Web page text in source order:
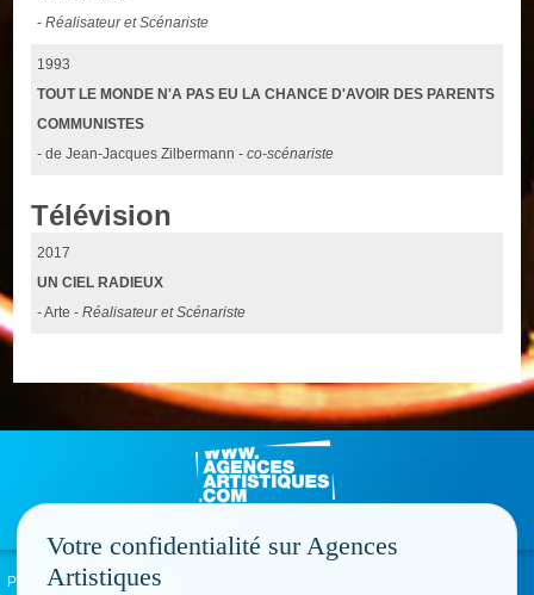
-Réalisateur et Scénariste
1993
TOUT LE MONDE N'A PAS EU LA CHANCE D'AVOIR DES PARENTS
COMMUNISTES
- de Jean-Jacques Zilbermann -co-scénariste
Télévision
2017
UN CIEL RADIEUX
- Arte -Réalisateur et Scénariste
Politique de confidentialité
Votre confidentialité sur Agences
Artistiques